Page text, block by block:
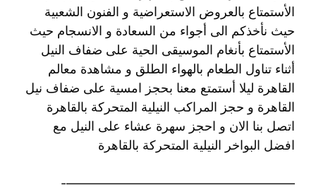
الأستمتاع بالعروض الاستعراضية و الفنون الشعبية
حيث نأخذكم الى أجواء من السعادة و الانسجام حيث
الأستمتاع بأنغام الموسيقى الحية على ضفاف النيل
أثناء تناول الطعام بالهواء الطلق و مشاهدة معالم
القاهرة ليلا أستمتع معنا بحجز امسية على ضفاف نيل
القاهرة و حجز المراكب النيلية المتحركة بالقاهرة
اتصل بنا الان و احجز سهرة عشاء على النيل مع
افضل البواخر النيلية المتحركة بالقاهرة
——————————————————-